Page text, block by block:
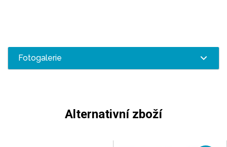
Fotogalerie
Alternativní zboží